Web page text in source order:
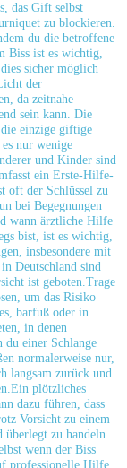
das Gift selbst
zu ​blockieren.
du die betroffene
Biss ist es wichtig,
sicher ⁣möglich
der
da zeitnahe
sein kann. Die
einzige​ giftige
nur wenige
und Kinder sind
ein Erste-Hilfe-
oft ⁣der Schlüssel zu
bei Begegnungen
‌wann ärztliche Hilfe⁣
bist, ist es wichtig,
insbesondere mit
Deutschland sind
ist geboten.Trage
um das Risiko
barfuß oder in
in denen
du einer⁣ Schlange
normalerweise nur,
langsam zurück und
plötzliches​
dazu führen, ⁢dass
Vorsicht zu einem
zu​ handeln.
wenn der Biss
professionelle ⁣Hilfe